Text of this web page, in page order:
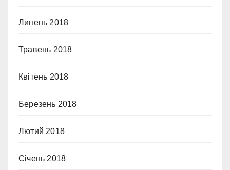
Липень 2018
Травень 2018
Квітень 2018
Березень 2018
Лютий 2018
Січень 2018